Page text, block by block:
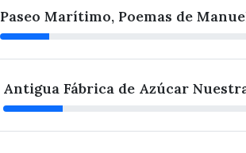
Paseo Marítimo, Poemas de
Antigua Fábrica de Azúcar